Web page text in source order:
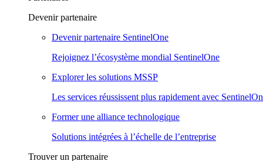
Devenir partenaire
Devenir partenaire SentinelOne
Rejoignez l’écosystème mondial SentinelOne
Explorer les solutions MSSP
Les services réussissent plus rapidement avec
Former une alliance technologique
Solutions intégrées à l’échelle de l’entreprise
Trouver un partenaire